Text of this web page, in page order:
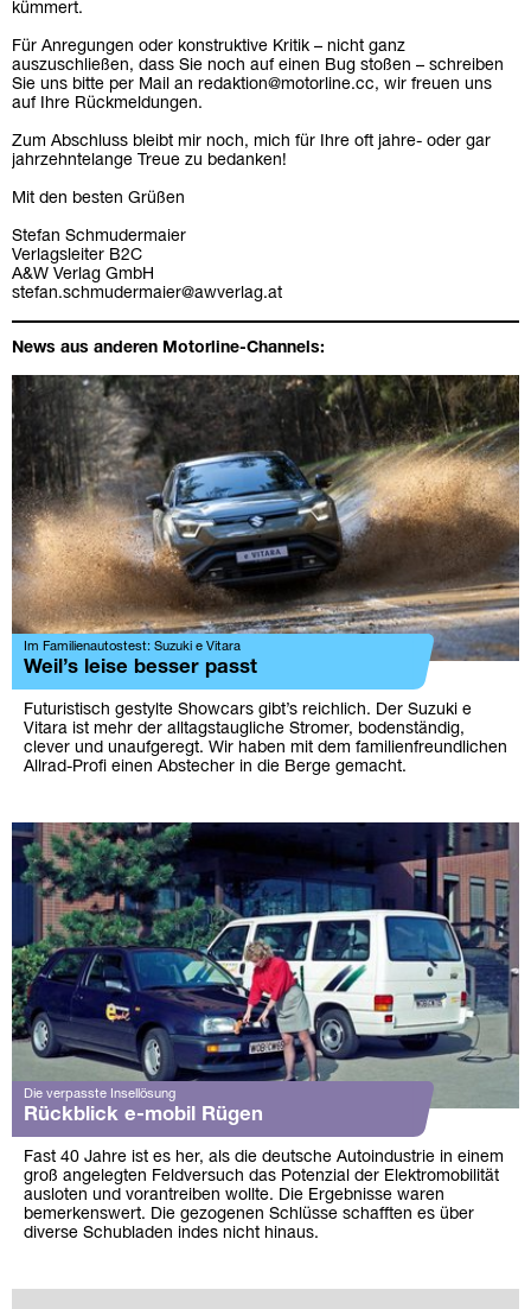
kümmert.
Für Anregungen oder konstruktive Kritik – nicht ganz
auszuschließen, dass Sie noch auf einen Bug stoßen – schreiben
Sie uns bitte per Mail an redaktion@motorline.cc, wir freuen uns
auf Ihre Rückmeldungen.
Zum Abschluss bleibt mir noch, mich für Ihre oft jahre- oder gar
jahrzehntelange Treue zu bedanken!
Mit den besten Grüßen
Stefan Schmudermaier
Verlagsleiter B2C
A&W Verlag GmbH
stefan.schmudermaier@awverlag.at
News aus anderen Motorline-Channels:
Im Familienautostest: Suzuki e Vitara
Weil’s leise besser passt
Futuristisch gestylte Showcars gibt’s reichlich. Der Suzuki e
Vitara ist mehr der alltagstaugliche Stromer, bodenständig,
clever und unaufgeregt. Wir haben mit dem familienfreundlichen
Allrad-Profi einen Abstecher in die Berge gemacht.
Die verpasste Insellösung
Rückblick e-mobil Rügen
Fast 40 Jahre ist es her, als die deutsche Autoindustrie in einem
groß angelegten Feldversuch das Potenzial der Elektromobilität
ausloten und vorantreiben wollte. Die Ergebnisse waren
bemerkenswert. Die gezogenen Schlüsse schafften es über
diverse Schubladen indes nicht hinaus.